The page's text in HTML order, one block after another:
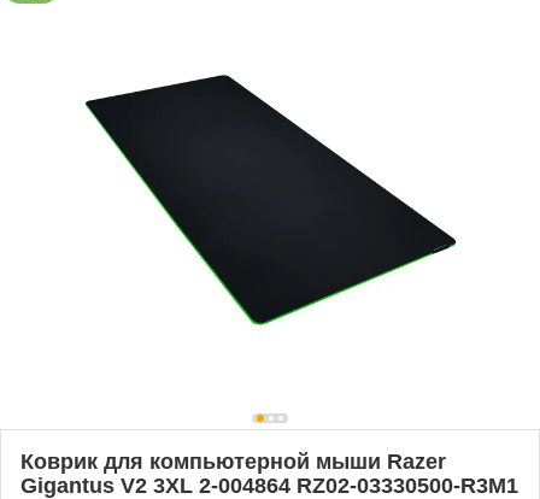
Коврик для компьютерной мыши Razer
Gigantus V2 3XL 2-004864 RZ02-03330500-R3M1